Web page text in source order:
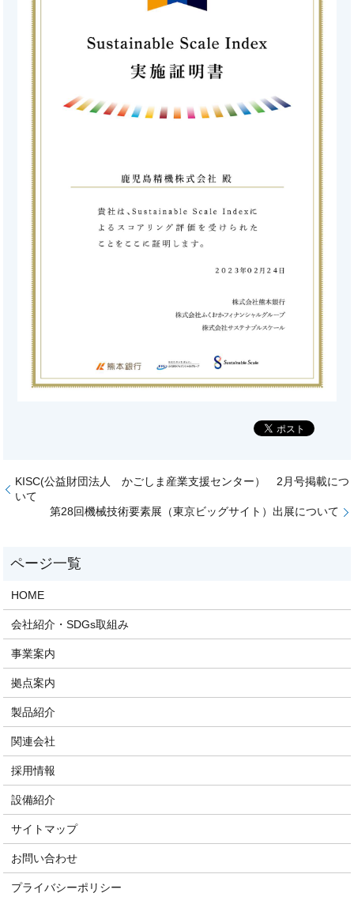
KISC(公益財団法人 かごしま産業支援センター） 2月号掲載につ
いて
第28回機械技術要素展（東京ビッグサイト）出展について
HOME
会社紹介・SDGs取組み
事業案内
拠点案内
製品紹介
関連会社
採用情報
設備紹介
サイトマップ
お問い合わせ
プライバシーポリシー